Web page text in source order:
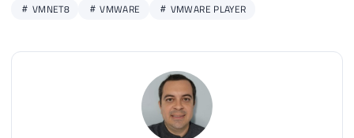
VMNET8
VMWARE VMWARE PLAYER